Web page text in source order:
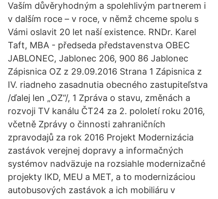
Vaším důvěryhodným a spolehlivým partnerem i
v dalším roce – v roce, v němž chceme spolu s
Vámi oslavit 20 let naší existence. RNDr. Karel
Taft, MBA - předseda představenstva OBEC
JABLONEC, Jablonec 206, 900 86 Jablonec
Zápisnica OZ z 29.09.2016 Strana 1 Zápisnica z
IV. riadneho zasadnutia obecného zastupiteľstva
/ďalej len „OZ“/, 1 Zpráva o stavu, změnách a
rozvoji TV kanálu ČT24 za 2. pololetí roku 2016,
včetně Zprávy o činnosti zahraničních
zpravodajů za rok 2016 Projekt Modernizácia
zastávok verejnej dopravy a informačných
systémov nadväzuje na rozsiahle modernizačné
projekty IKD, MEU a MET, a to modernizáciou
autobusových zastávok a ich mobiliáru v